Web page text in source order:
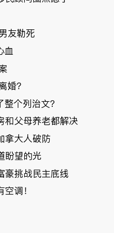
友勒死
血
婚？
个列治文？
和父母养老都解决
拿大人破防
盼望的光
豪挑战民主底线
调！